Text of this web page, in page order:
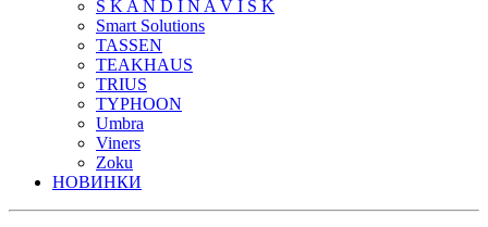
S K A N D I N A V I S K
Smart Solutions
TASSEN
TEAKHAUS
TRIUS
TYPHOON
Umbra
Viners
Zoku
НОВИНКИ